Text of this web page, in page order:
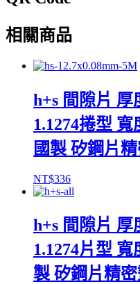
相關商品
h+s 間隙片 厚
1.1274捲型
國製 矽鋼片
NT$336
h+s 間隙片 厚
1.1274片型
製 矽鋼片精密